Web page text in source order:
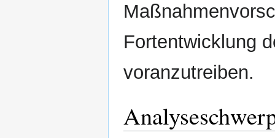
Fortentwicklung
voranzutreiben.